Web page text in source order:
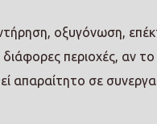
οξυγόνωση,
περιοχές, αν το
απαραίτητο σε